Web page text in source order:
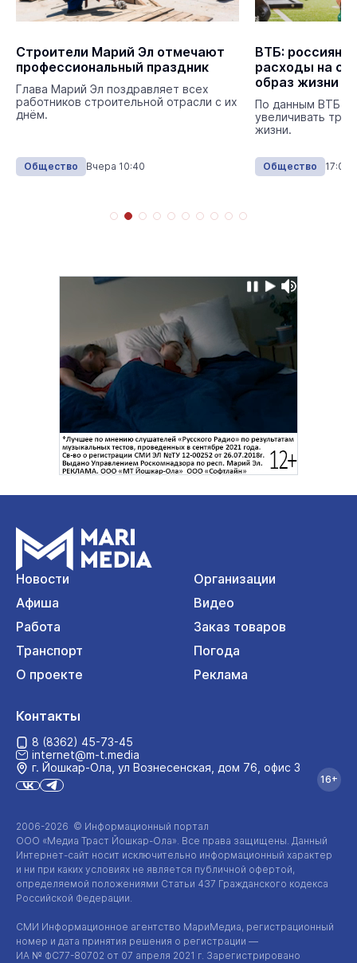
Строители Марий Эл отмечают
профессиональный праздник
Глава Марий Эл поздравляет всех
работников строительной отрасли с их
днём.
Общество Вчера 10:40
ВТБ: россияне
расходы на
образ жизни
По данным ВТБ,
увеличивать
жизни.
Общество 17:00
Новости
Организации
Афиша
Видео
Работа
Заказ товаров
Транспорт
Погода
О проекте
Реклама
2006-2026 © Информационный портал
ООО «Медиа Траст Йошкар-Ола». Все права защищены. Данный
Интернет-сайт носит исключительно информационный характер
и ни при каких условиях не является публичной офертой,
определяемой положениями Статьи 437 Гражданского кодекса
Российской Федерации.
СМИ Информационное агентство МариМедиа, регистрационный
номер и дата принятия решения о регистрации —
ИА № ФС77-80702 от 07 апреля 2021 г. Зарегистрировано
Контакты
8 (8362) 45-73-45
internet@m-t.media
г. Йошкар‑Ола, ул Вознесенская, дом 76, офис 3
16+